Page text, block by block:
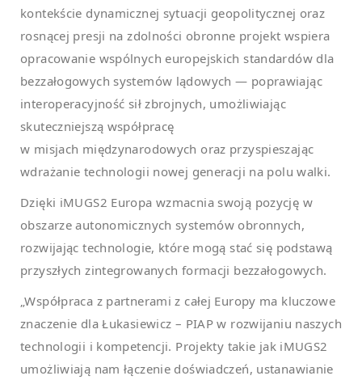
kontekście dynamicznej sytuacji geopolitycznej oraz
rosnącej presji na zdolności obronne projekt wspiera
opracowanie wspólnych europejskich standardów dla
bezzałogowych systemów lądowych — poprawiając
interoperacyjność sił zbrojnych, umożliwiając
skuteczniejszą współpracę
w misjach międzynarodowych oraz przyspieszając
wdrażanie technologii nowej generacji na polu walki.
Dzięki iMUGS2 Europa wzmacnia swoją pozycję w
obszarze autonomicznych systemów obronnych,
rozwijając technologie, które mogą stać się podstawą
przyszłych zintegrowanych formacji bezzałogowych.
„Współpraca z partnerami z całej Europy ma kluczowe
znaczenie dla Łukasiewicz – PIAP w rozwijaniu naszych
technologii i kompetencji. Projekty takie jak iMUGS2
umożliwiają nam łączenie doświadczeń, ustanawianie